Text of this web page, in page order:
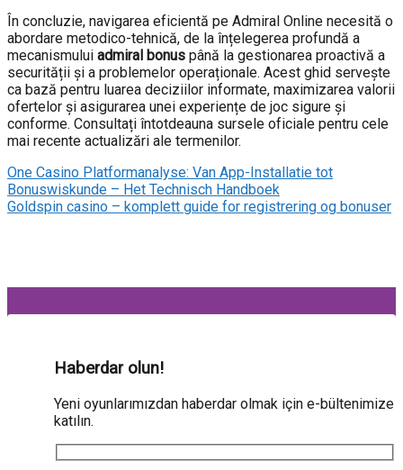
În concluzie, navigarea eficientă pe Admiral Online necesită o
abordare metodico-tehnică, de la înțelegerea profundă a
mecanismului admiral bonus până la gestionarea proactivă a
securității și a problemelor operaționale. Acest ghid servește
ca bază pentru luarea deciziilor informate, maximizarea valorii
ofertelor și asigurarea unei experiențe de joc sigure și
conforme. Consultați întotdeauna sursele oficiale pentru cele
mai recente actualizări ale termenilor.
One Casino Platformanalyse: Van App-Installatie tot
Bonuswiskunde – Het Technisch Handboek
Goldspin casino – komplett guide for registrering og bonuser
Haberdar olun!
Yeni oyunlarımızdan haberdar olmak için e-bültenimize
katılın.